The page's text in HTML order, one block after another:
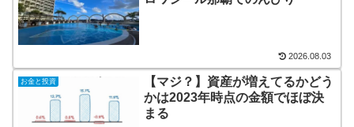
2026.08.03
お金と投資
【マジ？】資産が増えてるかどう
かは2023年時点の金額でほぼ決
まる